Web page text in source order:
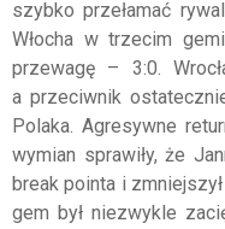
szybko przełamać
Włocha w trzecim
przewagę – 3:0.
a przeciwnik
Polaka. Agresywne
wymian sprawiły, że
break pointa i
gem był niezwykle